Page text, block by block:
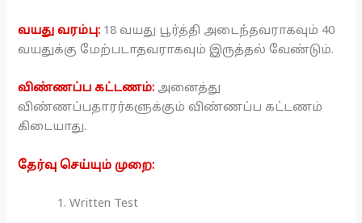
வயது வரம்பு: 18 வயது பூர்த்தி அடைந்தவராகவும் 40
வயதுக்கு மேற்படாதவராகவும் இருத்தல் வேண்டும்.
விண்ணப்ப கட்டணம்: அனைத்து
விண்ணப்பதாரர்களுக்கும் விண்ணப்ப கட்டணம்
கிடையாது.
தேர்வு செய்யும் முறை:
Written Test